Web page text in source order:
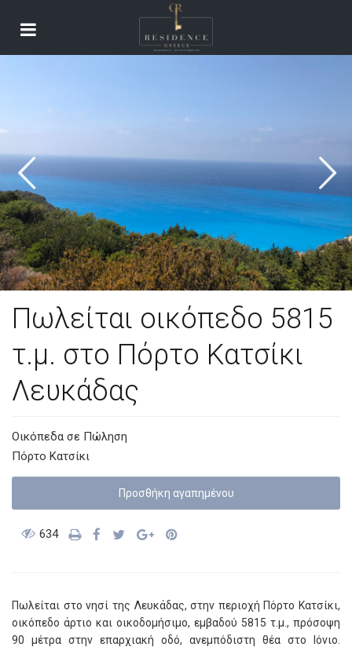
Πωλείται οικόπεδο 5815
τ.μ. στο Πόρτο Κατσίκι
Λευκάδας
Οικόπεδα σε Πώληση
Πόρτο Κατσίκι
Προσθήκη αγαπημένoυ
634
Πωλείται στο νησί της Λευκάδας, στην περιοχή Πόρτο Κατσίκι,
οικόπεδο άρτιο και οικοδομήσιμο, εμβαδού 5815 τ.μ., πρόσοψη
90 μέτρα στην επαρχιακή οδό, ανεμπόδιστη θέα στο Ιόνιο.